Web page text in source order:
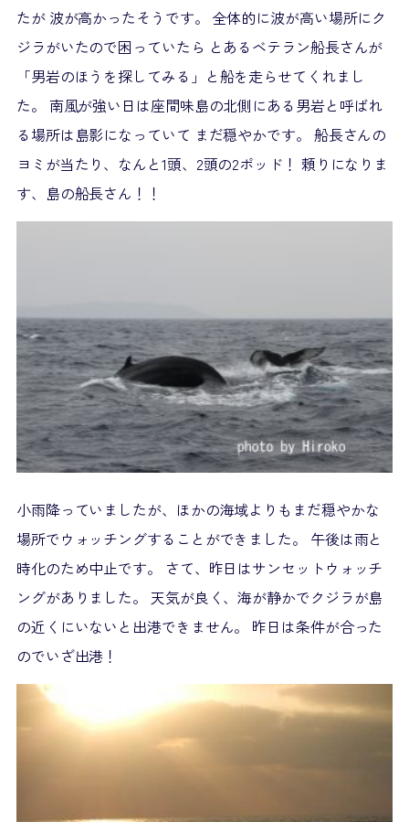
たが 波が高かったそうです。 全体的に波が高い場所にク
ジラがいたので困っていたら とあるベテラン船長さんが
「男岩のほうを探してみる」と船を走らせてくれまし
た。 南風が強い日は座間味島の北側にある男岩と呼ばれ
る場所は島影になっていて まだ穏やかです。 船長さんの
ヨミが当たり、なんと1頭、2頭の2ポッド！ 頼りになりま
す、島の船長さん！！
小雨降っていましたが、ほかの海域よりもまだ穏やかな
場所でウォッチングすることができました。 午後は雨と
時化のため中止です。 さて、昨日はサンセットウォッチ
ングがありました。 天気が良く、海が静かでクジラが島
の近くにいないと出港できません。 昨日は条件が合った
のでいざ出港！